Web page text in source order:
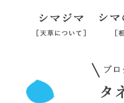
シマジマ